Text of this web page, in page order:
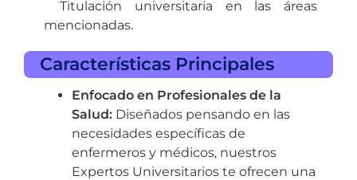
Titulación universitaria en las áreas
mencionadas.
Características Principales
Enfocado en Profesionales de la
Salud: Diseñados pensando en las
necesidades específicas de
enfermeros y médicos, nuestros
Expertos Universitarios te ofrecen una